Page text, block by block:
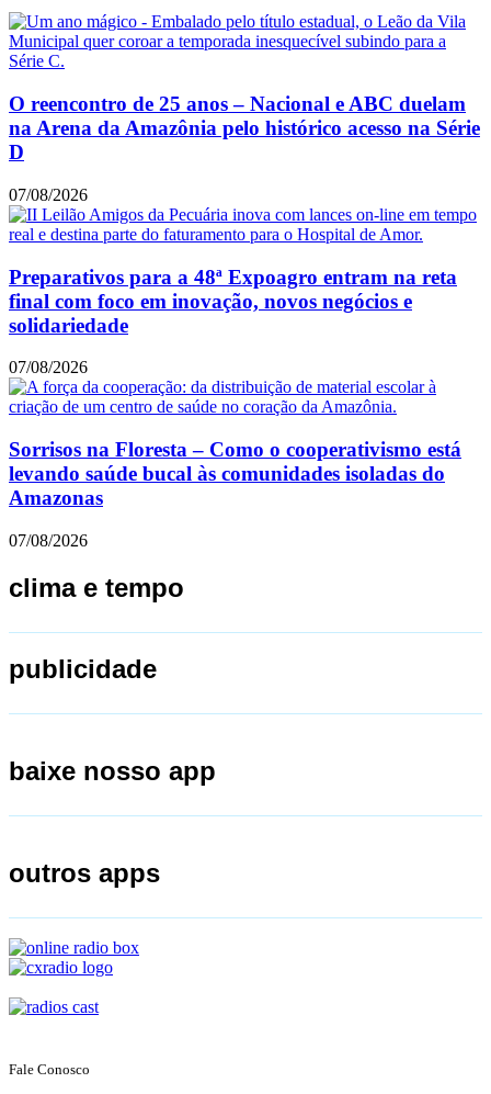
O reencontro de 25 anos – Nacional e ABC duelam
na Arena da Amazônia pelo histórico acesso na Série
D
07/08/2026
Preparativos para a 48ª Expoagro entram na reta
final com foco em inovação, novos negócios e
solidariedade
07/08/2026
Sorrisos na Floresta – Como o cooperativismo está
levando saúde bucal às comunidades isoladas do
Amazonas
07/08/2026
clima e tempo
publicidade
baixe nosso app
outros apps
Fale Conosco